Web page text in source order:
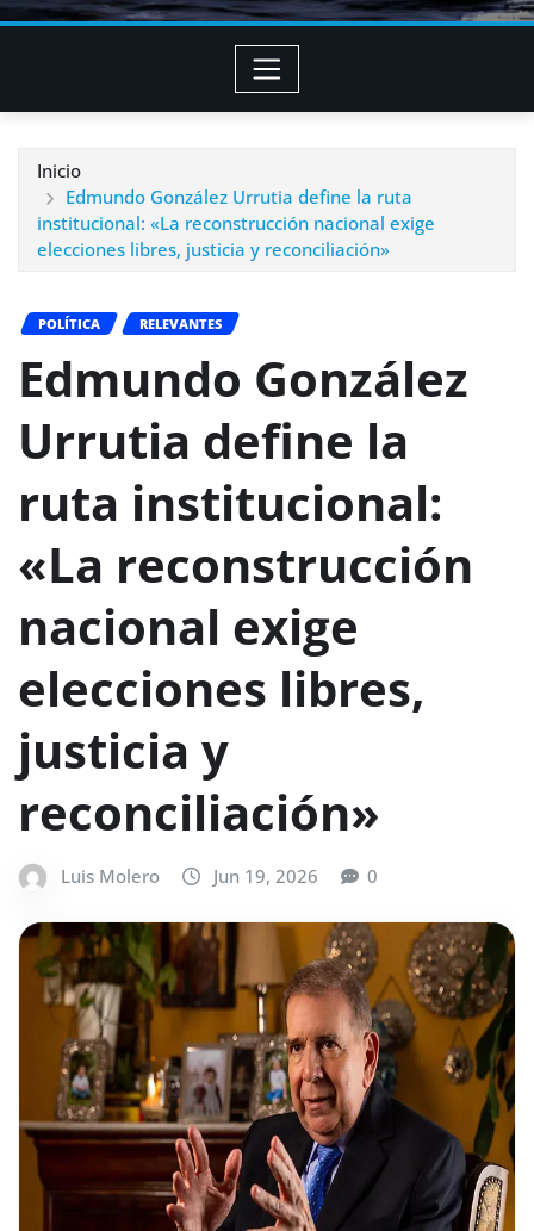
Inicio
Edmundo González Urrutia define la ruta
institucional: «La reconstrucción nacional exige
elecciones libres, justicia y reconciliación»
POLÍTICA RELEVANTES
Edmundo González
Urrutia define la
ruta institucional:
«La reconstrucción
nacional exige
elecciones libres,
justicia y
reconciliación»
Luis Molero Jun 19, 2026 0